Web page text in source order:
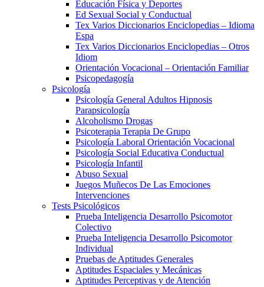
Educación Física y Deportes
Ed Sexual Social y Conductual
Tex Varios Diccionarios Enciclopedias – Idioma
Espa
Tex Varios Diccionarios Enciclopedias – Otros
Idiom
Orientación Vocacional – Orientación Familiar
Psicopedagogía
Psicología
Psicología General Adultos Hipnosis
Parapsicología
Alcoholismo Drogas
Psicoterapia Terapia De Grupo
Psicología Laboral Orientación Vocacional
Psicología Social Educativa Conductual
Psicología Infantil
Abuso Sexual
Juegos Muñecos De Las Emociones
Intervenciones
Tests Psicológicos
Prueba Inteligencia Desarrollo Psicomotor
Colectivo
Prueba Inteligencia Desarrollo Psicomotor
Individual
Pruebas de Aptitudes Generales
Aptitudes Espaciales y Mecánicas
Aptitudes Perceptivas y de Atención